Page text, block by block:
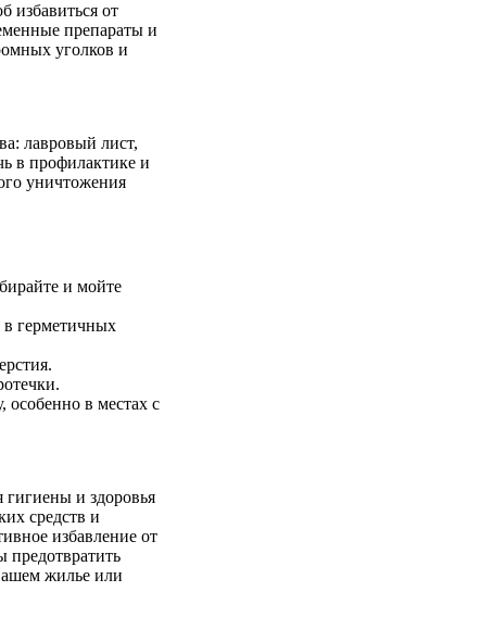
избавиться от
препараты и
уголков и
лавровый лист,
в профилактике и
уничтожения
и мойте
в герметичных
особенно в местах с
и здоровья
средств и
избавление от
предотвратить
жилье или